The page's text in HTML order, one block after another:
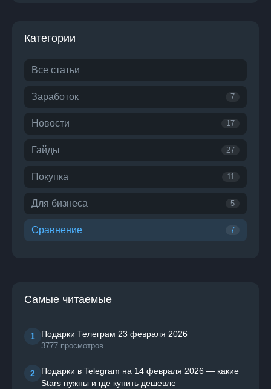
Категории
Все статьи
Заработок 7
Новости 17
Гайды 27
Покупка 11
Для бизнеса 5
Сравнение 7
Самые читаемые
1 Подарки Телеграм 23 февраля 2026
3777 просмотров
2
Подарки в Telegram на 14 февраля 2026 — какие
Stars нужны и где купить дешевле